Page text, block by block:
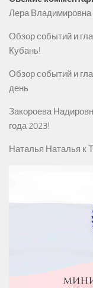
Лера Владимировна
Обзор событий и
Кубань!
Обзор событий и
день
Закороева
года 2023!
Наталья Наталья к